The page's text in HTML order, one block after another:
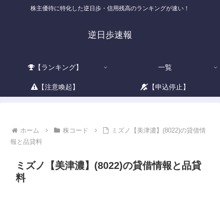
株主優待に特化した逆日歩・信用残高のランキングが速い！
逆日歩速報
【ランキング】 一覧
【注意喚起】 【申込停止】
ホーム 株コード
ミズノ【美津濃】(8022)の貸借情
報と品貸料
ミズノ【美津濃】(8022)の貸借情報と品貸
料